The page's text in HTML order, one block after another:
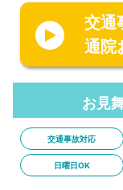
交通
通院
お見
交通事故対応
日曜日OK